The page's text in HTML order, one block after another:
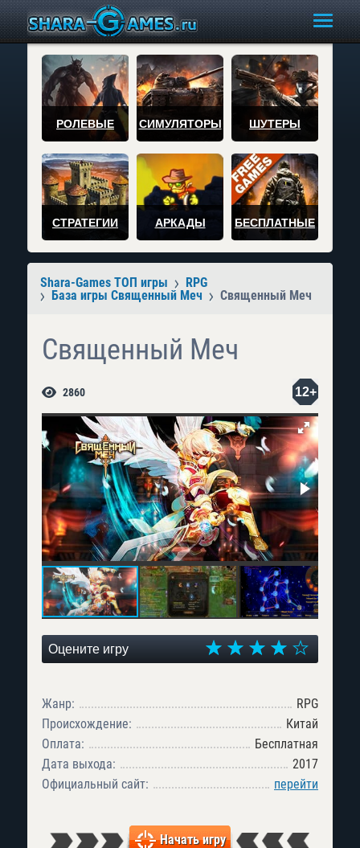
РОЛЕВЫЕ СИМУЛЯТОРЫ ШУТЕРЫ
СТРАТЕГИИ АРКАДЫ БЕСПЛАТНЫЕ
Shara-Games ТОП игры
RPG
База игры Священный Меч
Священный Меч
Священный Меч
2860 12+
Оцените игру
Жанр:
RPG
Происхождение:
Китай
Оплата:
Бесплатная
Дата выхода:
2017
Официальный сайт:
перейти
Начать игру